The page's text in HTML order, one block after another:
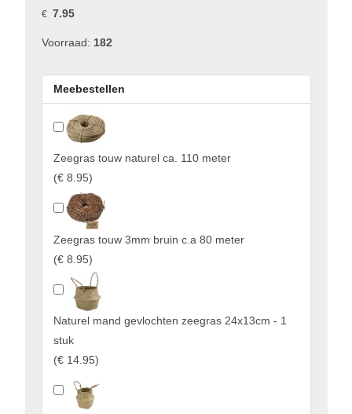
€ 7.95
Voorraad: 182
Meebestellen
Zeegras touw naturel ca. 110 meter
(€ 8.95)
Zeegras touw 3mm bruin c.a 80 meter
(€ 8.95)
Naturel mand gevlochten zeegras 24x13cm - 1
stuk
(€ 14.95)